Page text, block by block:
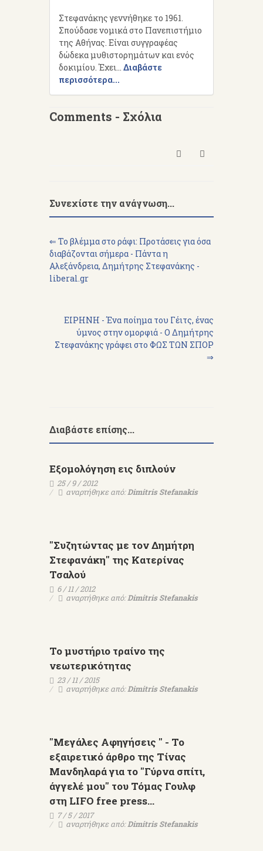
Στεφανάκης γεννήθηκε το 1961.
Σπούδασε νομικά στο Πανεπιστήμιο
της Αθήνας. Είναι συγγραφέας
δώδεκα μυθιστορημάτων και ενός
δοκιμίου. Έχει... Διαβάστε
περισσότερα...
Comments - Σχόλια
Συνεχίστε την ανάγνωση...
⇐ Το βλέμμα στο ράφι: Προτάσεις για όσα
διαβάζονται σήμερα - Πάντα η
Αλεξάνδρεια, Δημήτρης Στεφανάκης -
liberal.gr
ΕΙΡΗΝΗ - Ένα ποίημα του Γέιτς, ένας
ύμνος στην ομορφιά - Ο Δημήτρης
Στεφανάκης γράφει στο ΦΩΣ ΤΩΝ ΣΠΟΡ
⇒
Διαβάστε επίσης...
Εξομολόγηση εις διπλούν
25 / 9 / 2012
αναρτήθηκε από:Dimitris Stefanakis
"Συζητώντας με τον Δημήτρη
Στεφανάκη" της Κατερίνας
Τσαλού
6 / 11 / 2012
αναρτήθηκε από:Dimitris Stefanakis
Το μυστήριο τραίνο της
νεωτερικότητας
23 / 11 / 2015
αναρτήθηκε από:Dimitris Stefanakis
"Μεγάλες Aφηγήσεις " - Το
εξαιρετικό άρθρο της Τίνας
Μανδηλαρά για το "Γύρνα σπίτι,
άγγελέ μου" του Τόμας Γουλφ
στη LIFO free press...
7 / 5 / 2017
αναρτήθηκε από:Dimitris Stefanakis